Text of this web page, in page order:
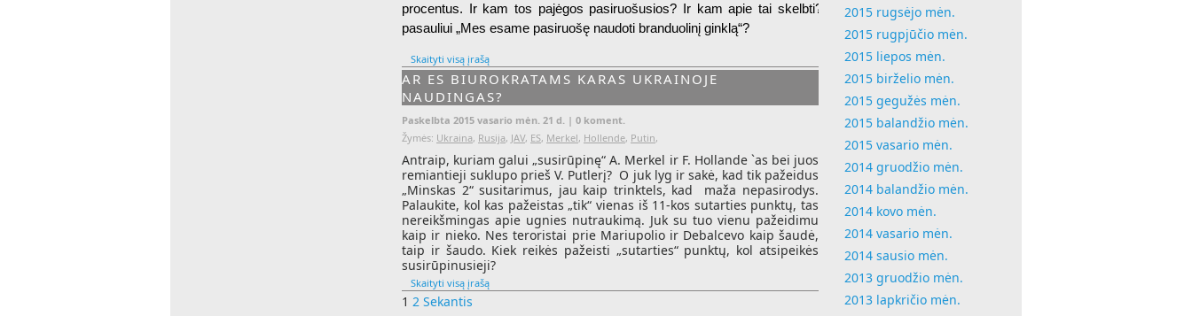
procentus. Ir kam tos pajėgos pasiruošusios? Ir kam apie tai skelbti? Ir kartoti lyg užkeikimą
pasauliui „Mes esame pasiruošę naudoti branduolinį ginklą“?
Skaityti visą įrašą
AR ES BIUROKRATAMS KARAS UKRAINOJE
NAUDINGAS?
Paskelbta 2015 vasario mėn. 21 d. | 0 koment.
Žymės: Ukraina, Rusija, JAV, ES, Merkel, Hollende, Putin,
Antraip, kuriam galui „susirūpinę“ A. Merkel ir F. Hollande `as bei juos
remiantieji suklupo prieš V. Putlerį? O juk lyg ir sakė, kad tik pažeidus
„Minskas 2“ susitarimus, jau kaip trinktels, kad maža nepasirodys.
Palaukite, kol kas pažeistas „tik“ vienas iš 11-kos sutarties punktų, tas
nereikšmingas apie ugnies nutraukimą. Juk su tuo vienu pažeidimu
kaip ir nieko. Nes teroristai prie Mariupolio ir Debalcevo kaip šaudė,
taip ir šaudo. Kiek reikės pažeisti „sutarties“ punktų, kol atsipeikės
susirūpinusieji?
Skaityti visą įrašą
1 2 Sekantis
2015 rugsėjo mėn.
2015 rugpjūčio mėn.
2015 liepos mėn.
2015 birželio mėn.
2015 gegužės mėn.
2015 balandžio mėn.
2015 vasario mėn.
2014 gruodžio mėn.
2014 balandžio mėn.
2014 kovo mėn.
2014 vasario mėn.
2014 sausio mėn.
2013 gruodžio mėn.
2013 lapkričio mėn.